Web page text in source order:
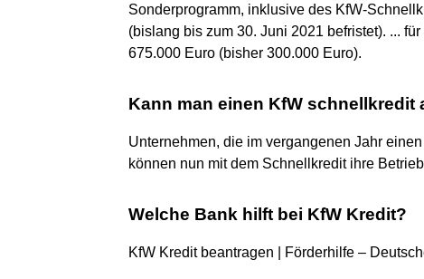
Sonderprogramm, inklusive des KfW-
(bislang bis zum 30. Juni 2021 befristet). ...
675.000 Euro (bisher 300.000 Euro).
Kann man einen KfW schnellkredit
Unternehmen, die im vergangenen Jahr
können nun mit dem Schnellkredit ihre
Welche Bank hilft bei KfW Kredit?
KfW Kredit beantragen | Förderhilfe –